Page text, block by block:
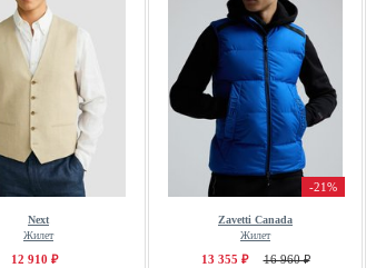
Next
Жилет
12 910 ₽
-21%
Zavetti Canada
Жилет
13 355 ₽ 16 960 ₽